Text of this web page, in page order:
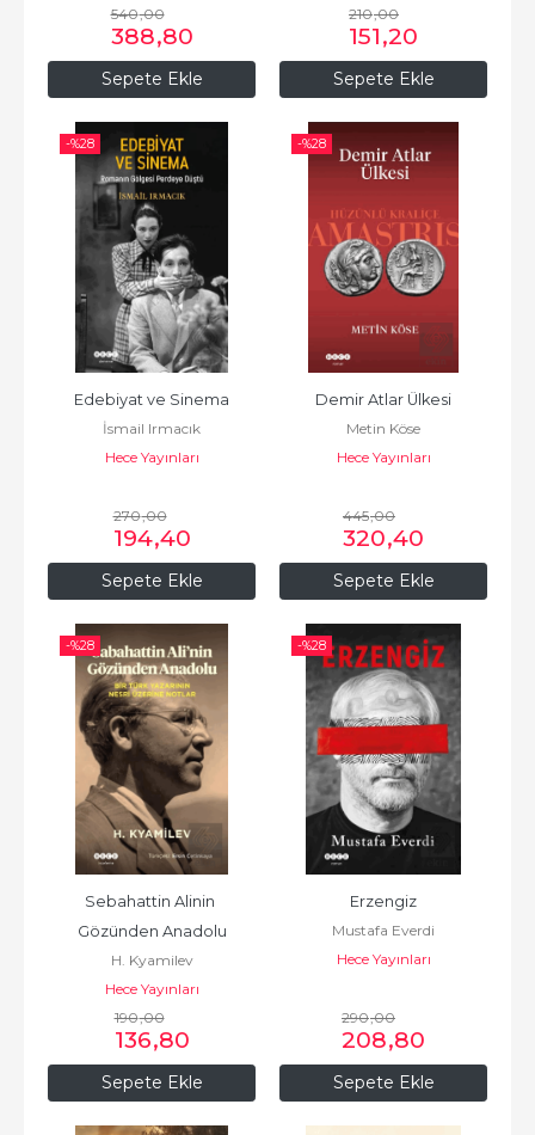
Sepete Ekle
540,00
388,80
Sepete Ekle
210,00
151,20
-%28
Sepete Ekle
Edebiyat ve Sinema
İsmail Irmacık
Hece Yayınları
270,00
194,40
-%28
Sepete Ekle
Demir Atlar Ülkesi
Metin Köse
Hece Yayınları
445,00
320,40
-%28
Sepete Ekle
Sebahattin Alinin
Gözünden Anadolu
H. Kyamilev
Hece Yayınları
190,00
136,80
-%28
Sepete Ekle
Erzengiz
Mustafa Everdi
Hece Yayınları
290,00
208,80